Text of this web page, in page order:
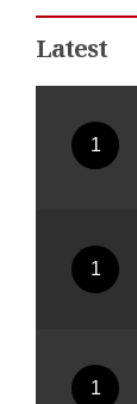
Latest